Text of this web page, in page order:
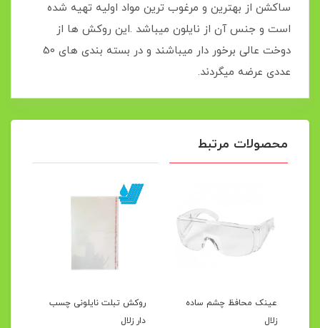
ساکشن از بهترین و مرغوب ترین مواد اولیه تهیه شده
است و جنس آن از نایلون میباشد .این روکش ها از
دوخت عالی برخور دار میباشند و در بسته بندی های 50
عددی عرضه میگردند.
محصولات مرتبط
عینک محافظ چشم ساده
زلال
روکش تبلت نایلونی چسب
دار زلال